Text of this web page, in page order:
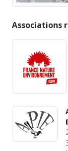
Associations